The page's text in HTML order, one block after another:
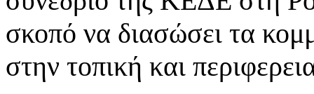
σκοπό να διασώσει τα
στην τοπική και